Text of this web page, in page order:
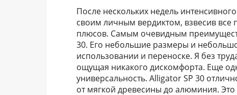
После нескольких недель
своим личным вердиктом, взвесив все
плюсов. Самым очевидным
30. Его небольшие размеры и
использовании и переноске. Я без
ощущая никакого дискомфорта. Еще
универсальность. Alligator SP 30
от мягкой древесины до алюминия.